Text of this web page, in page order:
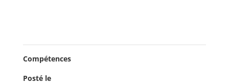
Compétences
Posté le